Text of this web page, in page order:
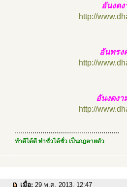
อันงด
http://
อันทรง
http://
อันงดงา
http://
.....................................................
ทำดีได้ดี ทำชั่วได้ชั่ว เป็นกฎตายตัว
เมื่อ: 29 พ.ค. 2013, 12:47